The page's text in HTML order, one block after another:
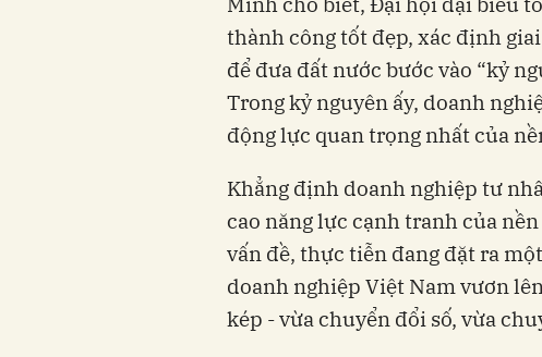
thành công tốt đẹp, xác định
để đưa đất nước bước vào “kỷ
Trong kỷ nguyên ấy, doanh
động lực quan trọng nhất của
Khẳng định doanh nghiệp tư
cao năng lực cạnh tranh của
vấn đề, thực tiễn đang đặt ra
doanh nghiệp Việt Nam vươn
kép - vừa chuyển đổi số, vừa